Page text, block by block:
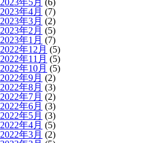
2023年5月 (6)
2023年4月 (7)
2023年3月 (2)
2023年2月 (5)
2023年1月 (7)
2022年12月 (5)
2022年11月 (5)
2022年10月 (5)
2022年9月 (2)
2022年8月 (3)
2022年7月 (2)
2022年6月 (3)
2022年5月 (3)
2022年4月 (5)
2022年3月 (2)